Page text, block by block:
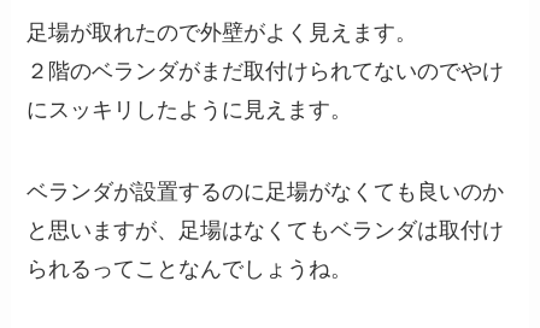
足場が取れたので外壁がよく見えます。
２階のベランダがまだ取付けられてないのでやけ
にスッキリしたように見えます。
ベランダが設置するのに足場がなくても良いのか
と思いますが、足場はなくてもベランダは取付け
られるってことなんでしょうね。